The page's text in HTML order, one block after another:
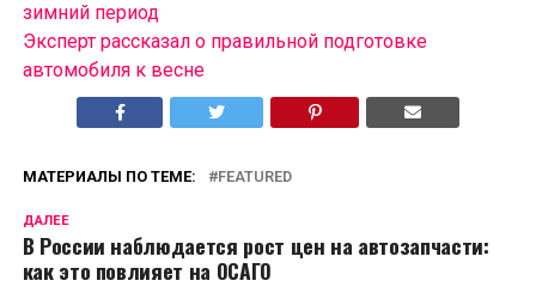
зимний период
Эксперт рассказал о правильной подготовке
автомобиля к весне
МАТЕРИАЛЫ ПО ТЕМЕ: FEATURED
ДАЛЕЕ
В России наблюдается рост цен на автозапчасти:
как это повлияет на ОСАГО